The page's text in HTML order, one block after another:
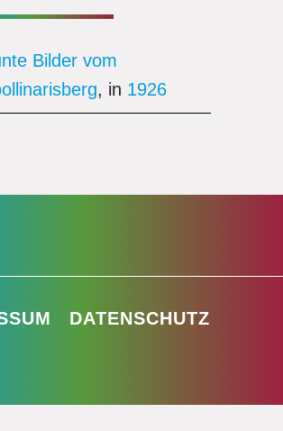
Bilder vom
, in 1926
DATENSCHUTZ